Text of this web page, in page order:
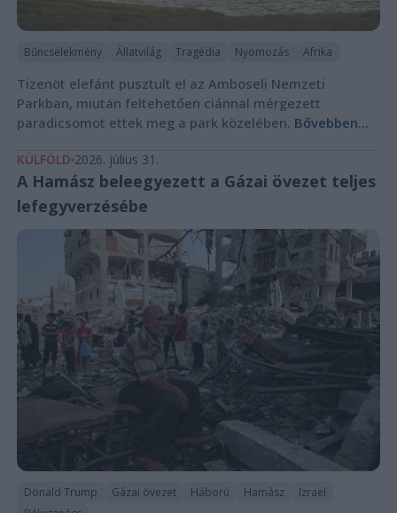
Bűncselekmény Állatvilág Tragédia Nyomozás Afrika
Tizenöt elefánt pusztult el az Amboseli Nemzeti
Parkban, miután feltehetően ciánnal mérgezett
paradicsomot ettek meg a park közelében. Bővebben...
KÜLFÖLD 2026. július 31.
A Hamász beleegyezett a Gázai övezet teljes
lefegyverzésébe
Donald Trump Gázai övezet Háború Hamász
Izrael